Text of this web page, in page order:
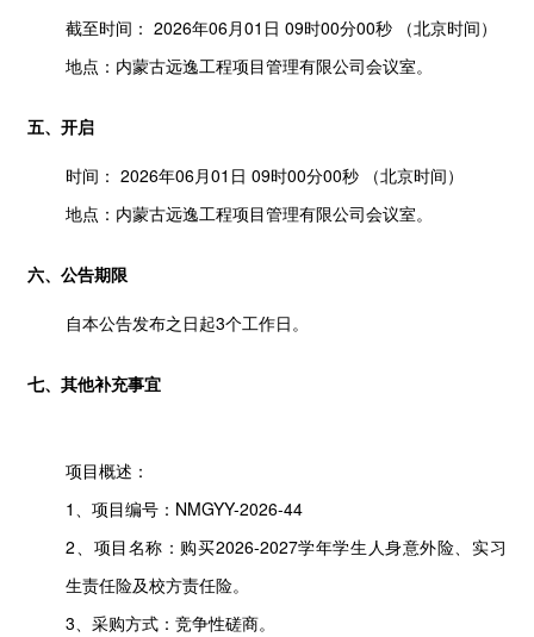
截至时间： 2026年06月01日 09时00分00秒
（北京时间）
地点： 内蒙古远逸工程项目管理有限公司会议室。
五、开启
时间： 2026年06月01日 09时00分00秒
（北京时间）
地点： 内蒙古远逸工程项目管理有限公司会议室。
六、公告期限
自本公告发布之日起3个工作日。
七、其他补充事宜
项目概述：
1、项目编号：NMGYY-2026-44
2、项目名称：购买2026-2027学年学生人身意外险、实习
生责任险及校方责任险。
3、采购方式：竞争性磋商。